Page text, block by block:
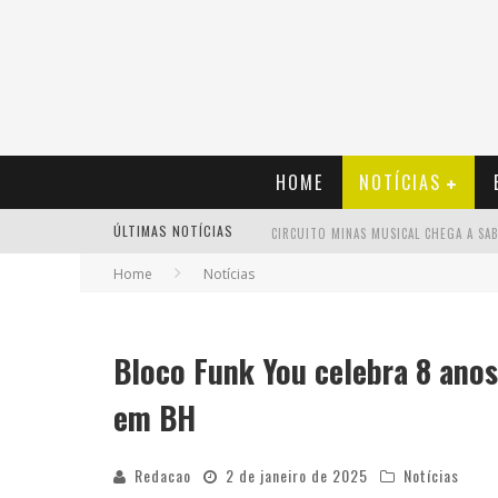
HOME NOTÍCIAS
ÚLTIMAS NOTÍCIAS
Home Notícias
Bloco Funk You celebra 8
em BH
Redacao 2 de janeiro de 2025 Notícias